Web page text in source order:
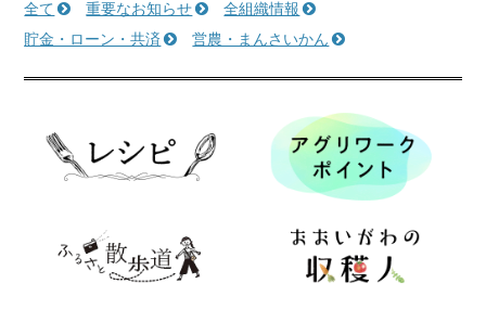
全て 重要なお知らせ
全組織情報
貯金・ローン・共済
営農・まんさいかん